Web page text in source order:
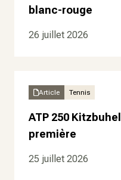
blanc-rouge
26 juillet 2026
Article Tennis
ATP 250
première
25 juillet 2026